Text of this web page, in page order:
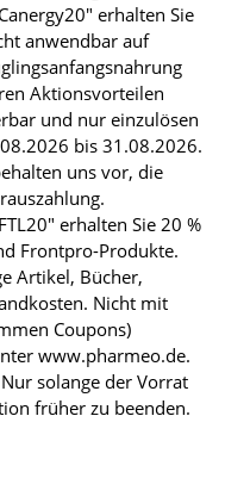
erhalten Sie
anwendbar auf
Aktionsvorteilen
und nur einzulösen
bis 31.08.2026.
uns vor, die
erhalten Sie 20 %
Frontpro-Produkte.
Artikel, Bücher,
Nicht mit
Coupons)
www.pharmeo.de.
solange der Vorrat
früher zu beenden.